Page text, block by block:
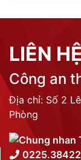
LIÊN HỆ
Công an
Địa chỉ: Số 2
Phòng